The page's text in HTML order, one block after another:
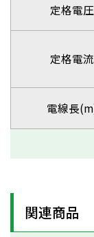
定格電圧
定格電流
電線長
関連商品